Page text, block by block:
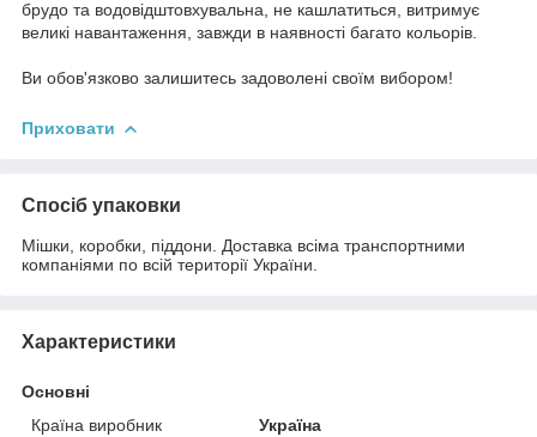
брудо та водовідштовхувальна, не кашлатиться, витримує
великі навантаження, завжди в наявності багато кольорів.
Ви обов'язково залишитесь задоволені своїм вибором!
Приховати
Спосіб упаковки
Мішки, коробки, піддони. Доставка всіма транспортними
компаніями по всій території України.
Характеристики
Основні
Країна виробник
Україна